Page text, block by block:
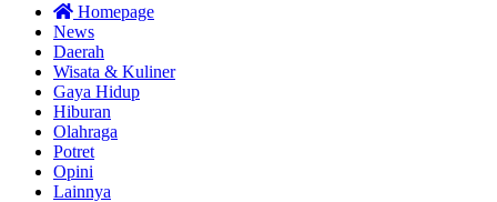
Homepage
News
Daerah
Wisata & Kuliner
Gaya Hidup
Hiburan
Olahraga
Potret
Opini
Lainnya